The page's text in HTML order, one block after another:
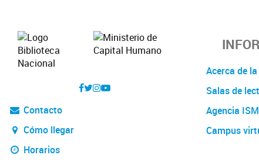
Contacto
Cómo llegar
Horarios
Acerca de
Salas de
Agencia
Campus